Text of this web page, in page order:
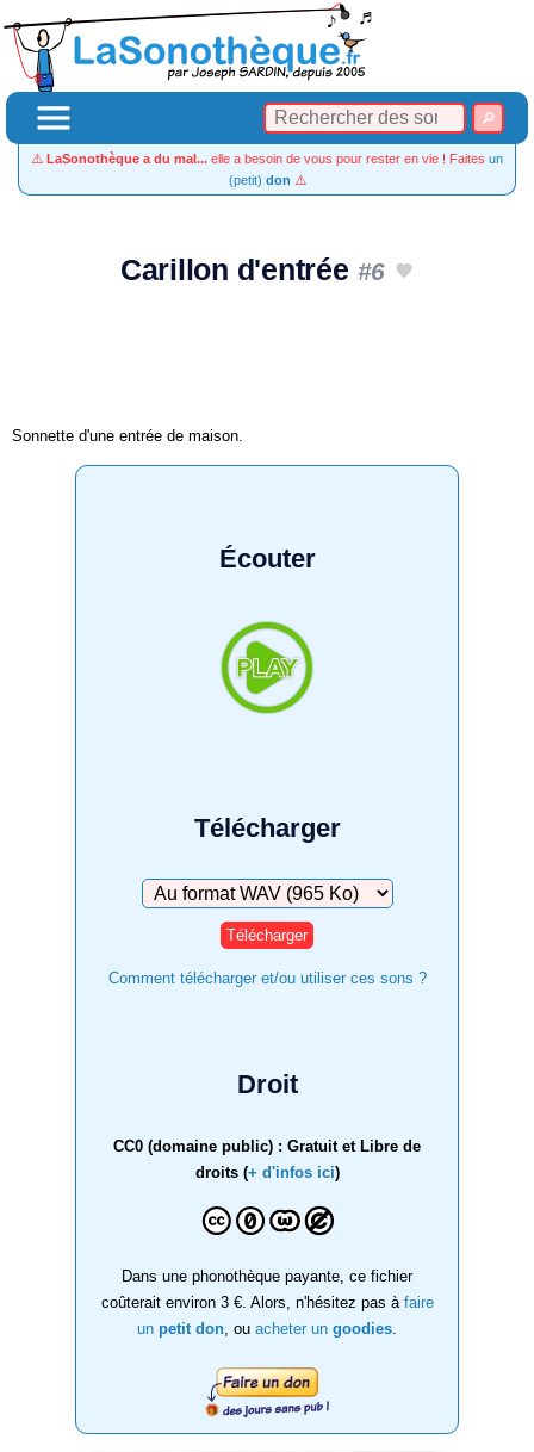
⚠️ LaSonothèque a du mal... elle a besoin de vous pour rester en vie ! Faites un
(petit) don ⚠️
Carillon d'entrée #6
Sonnette d'une entrée de maison.
Écouter
Télécharger
Télécharger
Comment télécharger et/ou utiliser ces sons ?
Droit
CC0 (domaine public) : Gratuit et Libre de
droits (+ d'infos ici)
Dans une phonothèque payante, ce fichier
coûterait environ 3 €. Alors, n'hésitez pas à faire
un petit don , ou acheter un goodies